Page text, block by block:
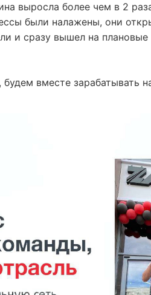
выросла более чем в 2
были налажены, они
и сразу вышел на плановые
, будем вместе зарабатывать